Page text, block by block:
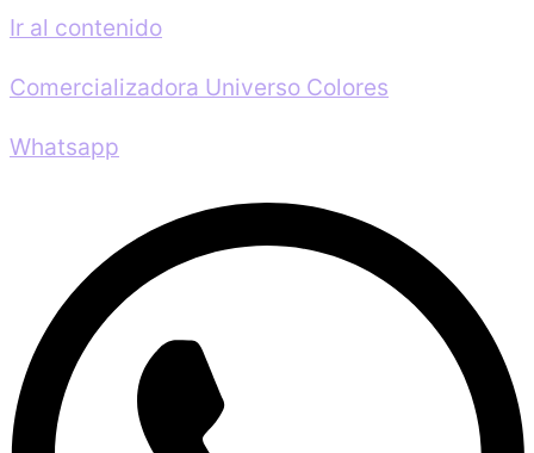
Ir al contenido
Comercializadora Universo Colores
Whatsapp